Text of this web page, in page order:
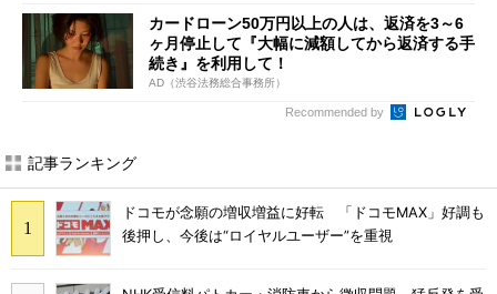
カードローン50万円以上の人は、返済を3～6
ヶ月停止して『大幅に減額してから返済する手
続き』を利用して！
AD（渋谷法務総合事務所）
Recommended by
記事ランキング
ドコモが念願の増収増益に好転 「ドコモMAX」好調も
後押し、今後は“ロイヤルユーザー”を重視